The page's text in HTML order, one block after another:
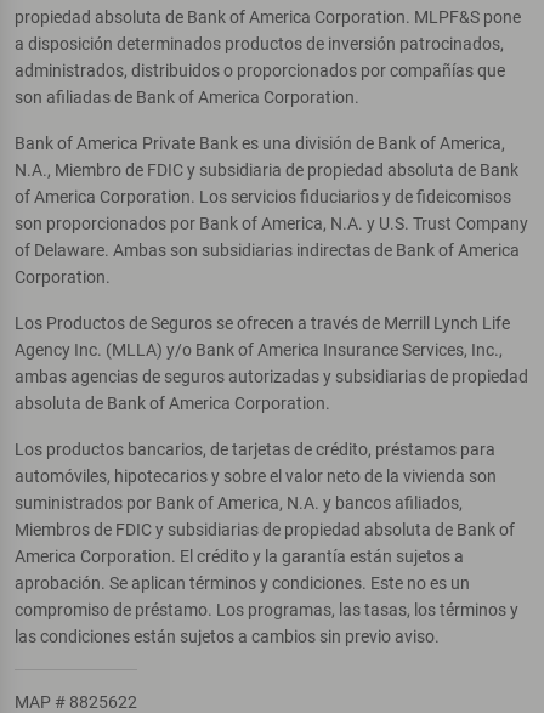
propiedad absoluta de Bank of America Corporation. MLPF&S pone
a disposición determinados productos de inversión patrocinados,
administrados, distribuidos o proporcionados por compañías que
son afiliadas de Bank of America Corporation.
Bank of America Private Bank es una división de Bank of America,
N.A., Miembro de FDIC y subsidiaria de propiedad absoluta de Bank
of America Corporation. Los servicios fiduciarios y de fideicomisos
son proporcionados por Bank of America, N.A. y U.S. Trust Company
of Delaware. Ambas son subsidiarias indirectas de Bank of America
Corporation.
Los Productos de Seguros se ofrecen a través de Merrill Lynch Life
Agency Inc. (MLLA) y/o Bank of America Insurance Services, Inc.,
ambas agencias de seguros autorizadas y subsidiarias de propiedad
absoluta de Bank of America Corporation.
Los productos bancarios, de tarjetas de crédito, préstamos para
automóviles, hipotecarios y sobre el valor neto de la vivienda son
suministrados por Bank of America, N.A. y bancos afiliados,
Miembros de FDIC y subsidiarias de propiedad absoluta de Bank of
America Corporation. El crédito y la garantía están sujetos a
aprobación. Se aplican términos y condiciones. Este no es un
compromiso de préstamo. Los programas, las tasas, los términos y
las condiciones están sujetos a cambios sin previo aviso.
MAP # 8825622